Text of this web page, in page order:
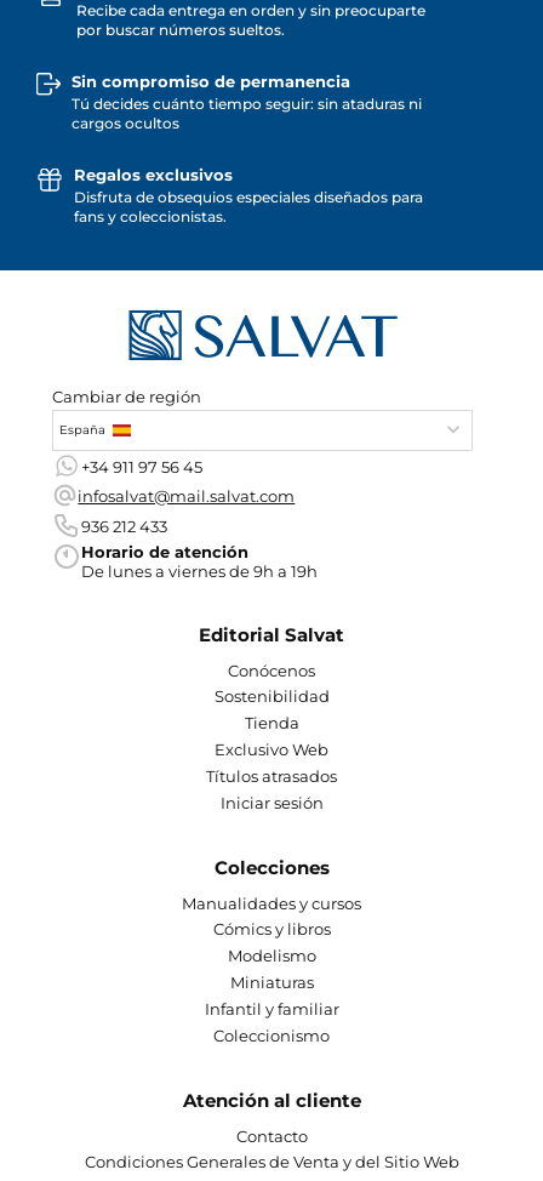
Recibe cada entrega en orden y sin preocuparte
por buscar números sueltos.
Sin compromiso de permanencia
Tú decides cuánto tiempo seguir: sin ataduras ni
cargos ocultos
Regalos exclusivos
Disfruta de obsequios especiales diseñados para
fans y coleccionistas.
Cambiar de región
España
+34 911 97 56 45
infosalvat@mail.salvat.com
936 212 433
Horario de atención
De lunes a viernes de 9h a 19h
Editorial Salvat
Conócenos
Sostenibilidad
Tienda
Exclusivo Web
Títulos atrasados
Iniciar sesión
Colecciones
Manualidades y cursos
Cómics y libros
Modelismo
Miniaturas
Infantil y familiar
Coleccionismo
Atención al cliente
Contacto
Condiciones Generales de Venta y del Sitio Web